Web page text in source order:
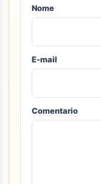
Nome
E-mail
Comentario